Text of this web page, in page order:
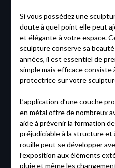
Si vous possédez une
doute à quel point elle peut
et élégante à votre espace.
sculpture conserve sa
années, il est essentiel de
simple mais efficace consiste
protectrice sur votre
L’application d’une couche
en métal offre de nombreux
aide à prévenir la formation
préjudiciable à la structure et
rouille peut se développer
l’exposition aux éléments
pluie et même les